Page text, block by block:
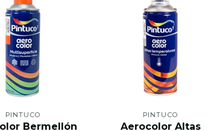
PINTUCO
Bermellón
PINTUCO
Aerocolor Altas